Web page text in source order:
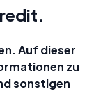
Auf dieser
zu
sonstigen